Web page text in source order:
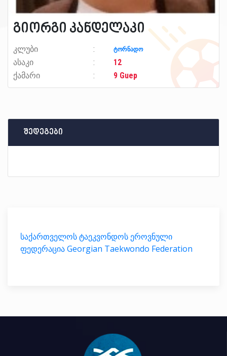
გიორგი კანდელაკი
კლუბი ტორნადო
ასაკი
12
ქამარი
9 Guep
შედეგები
საქართველოს ტაეკვონდოს ეროვნული
ფედერაცია Georgian Taekwondo Federation